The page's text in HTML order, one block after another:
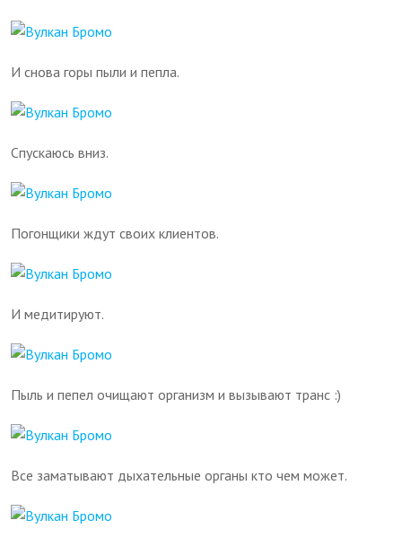
И снова горы пыли и пепла.
Спускаюсь вниз.
Погонщики ждут своих клиентов.
И медитируют.
Пыль и пепел очищают организм и вызывают транс :)
Все заматывают дыхательные органы кто чем может.